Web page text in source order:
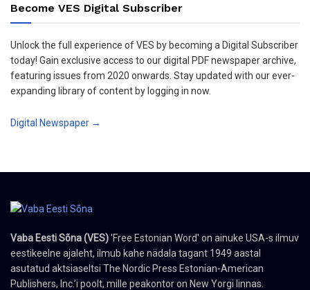
Become VES Digital Subscriber
Unlock the full experience of VES by becoming a Digital Subscriber
today! Gain exclusive access to our digital PDF newspaper archive,
featuring issues from 2020 onwards. Stay updated with our ever-
expanding library of content by logging in now.
Digital Newspaper →
Vaba Eesti Sõna (VES)'Free Estonian Word' on ainuke USA-s ilmuv
eestikeelne ajaleht, ilmub kahe nädala tagant 1949 aastal
asutatud aktsiaseltsi The Nordic Press Estonian-American
Publishers, Inc.’i poolt, mille peakontor on New Yorgi linnas.